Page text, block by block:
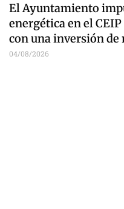
El Ayuntamiento
energética en el
con una inversión de
04/08/2026